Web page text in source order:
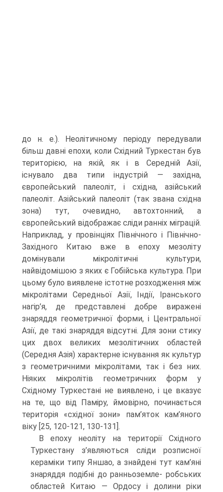
до н. е.). Неолітичному періоду передували
більш давні епохи, коли Східний Турке­стан був
територією, на якій, як і в Середній Азії,
існувало два типи індустрій — західна,
європейський палеоліт, і східна, азійський
палеоліт. Азійський палеоліт (так звана східна
зона) тут, очевидно, автохтонний, а
європейський відображає сліди ранніх міграцій.
Наприклад, у провінціях Північного і Північно-
Західного Китаю вже в епоху мезоліту
домінували мікролітичні культури,
найвідомішою з яких є Гобійська культура. При
цьому було виявлене істотне розходження між
мі­кролітами Середньої Азії, Індії, Іранського
нагір’я, де представлені добре вира­жені
знаряддя геометричної форми, і Центральної
Азії, де такі знаряддя відсутні. Для зони стику
цих двох великих мезолітичних областей
(Середня Азія) характерне існу­вання як культур
з геометричними мікролітами, так і без них.
Ніяких мікролітів геометричних форм у
Східному Туркестані не виявлено, і це вказує
на те, що від Паміру, ймовірно, починається
територія «східної зони» пам’яток кам’яного
віку [25, 120-121, 130-131].
В епоху неоліту на території Східного
Туркестану з’являються сліди розпис­ної
кераміки типу Яншао, а знайдені тут кам’яні
знаряддя подібні до ранньоземле- робських
областей Китаю — Ордосу і долини ріки